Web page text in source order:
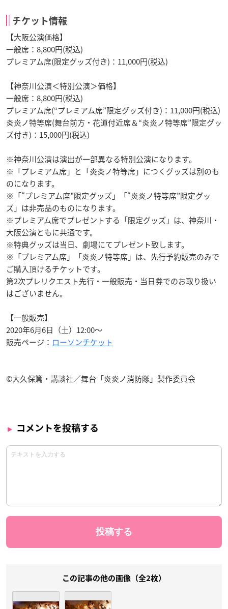
チケット情報
【大阪公演価格】
一般席：8,800円(税込)
プレミアム席(限定グッズ付き)：11,000円(税込)
【神奈川公演＜特別公演＞価格】
一般席：8,800円(税込)
プレミアム席(“プレミアム席”限定グッズ付き)：11,000円(税込)
炎炎ノ特等席(舞台前方・花道付近席＆“炎炎ノ特等席”限定グッ
ズ付き)：15,000円(税込)
※神奈川公演は演出が一部異なる特別公演になります。
※「プレミアム席」と「炎炎ノ特等席」につくグッズは別のも
のになります。
※「“プレミアム席”限定グッズ」「“炎炎ノ特等席”限定グッ
ズ」は非売品のものになります。
※プレミアム席でプレゼントする「限定グッズ」は、神奈川・
大阪公演ともに共通です。
※特典グッズは当日、劇場にてプレゼント致します。
※「プレミアム席」「炎炎ノ特等席」は、先行予約販売のみで
ご購入頂けるチケットです。
第2次プレリクエスト先行・一般販売・当日券でのお取り扱い
はございません。
【一般販売】
2020年6月6日（土）12:00～
販売ページ： ローソンチケット
©大久保篤・講談社／舞台「炎炎ノ消防隊」製作委員会
コメントを投稿する
この記事の他の画像（全2枚）